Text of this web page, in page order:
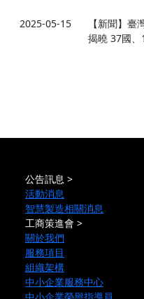
2025-05-15
【新聞】
揭曉 37國
公告訊息 >
活動消息
智慧製造相關消息
工商策進會 >
關於我們
服務項目
組織架構
中小企業服務中心